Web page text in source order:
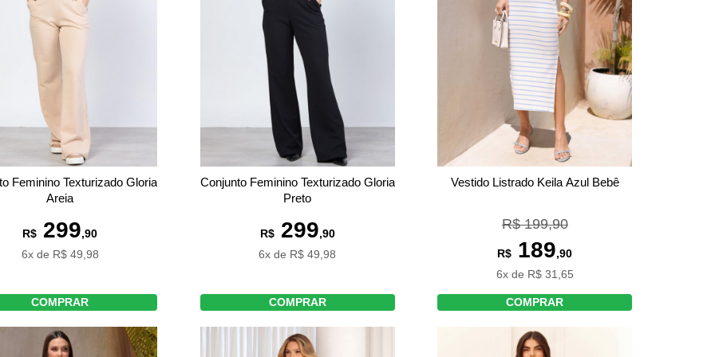
Feminino Texturizado Gloria
Areia
R$ 299,90
6x de R$ 49,98
COMPRAR
Conjunto Feminino Texturizado Gloria
Preto
R$299,90
6x de R$ 49,98
COMPRAR
Vestido Listrado Keila Azul Bebê
R$ 199,90
R$ 189,90
6x de R$ 31,65
COMPRAR